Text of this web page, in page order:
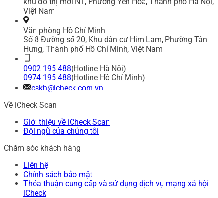
Việt Nam
Văn phòng Hồ Chí Minh
Số 8 Đường số 20, Khu dân cư Him Lam, Phường Tân
Hưng, Thành phố Hồ Chí Minh, Việt Nam
0902 195 488(Hotline Hà Nội)
0974 195 488(Hotline Hồ Chí Minh)
cskh@icheck.com.vn
Về iCheck Scan
Giới thiệu về iCheck Scan
Đội ngũ của chúng tôi
Chăm sóc khách hàng
Liên hệ
Chính sách bảo mật
Thỏa thuận cung cấp và sử dụng dịch vụ mạng xã hội
iCheck